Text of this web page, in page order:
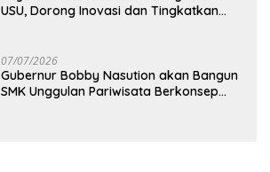
USU, Dorong Inovasi dan Tingkatkan
07/07/2026
Gubernur Bobby Nasution akan Bangun
SMK Unggulan Pariwisata Berkonsep